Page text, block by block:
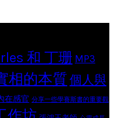
和 丁珊 MP3
相的本質 個人與
在感官 分享一些學賽斯書的重要觀